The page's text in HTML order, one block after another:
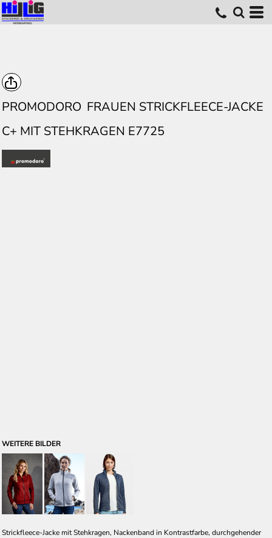
PROMODORO FRAUEN STRICKFLEECE-JACKE
C+ MIT STEHKRAGEN E7725
WEITERE BILDER
Strickfleece-Jacke mit Stehkragen, Nackenband in Kontrastfarbe, durchgehender